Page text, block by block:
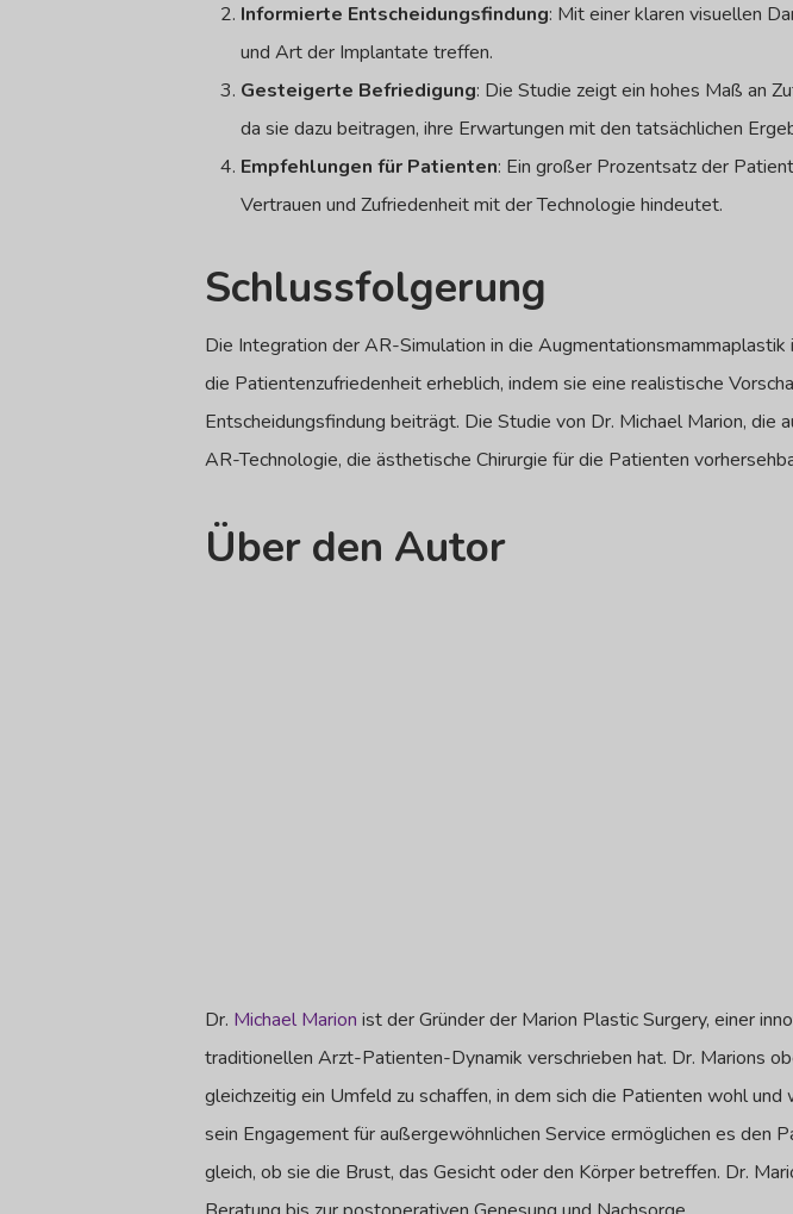
Informierte Entscheidungsfindung: Mit einer klaren visuellen
und Art der Implantate treffen.
Gesteigerte Befriedigung: Die Studie zeigt ein hohes Maß an
da sie dazu beitragen, ihre Erwartungen mit den tatsächlichen
Empfehlungen für Patienten: Ein großer Prozentsatz der
Vertrauen und Zufriedenheit mit der Technologie hindeutet.
Schlussfolgerung
Die Integration der AR-Simulation in die
die Patientenzufriedenheit erheblich, indem sie eine realistische
Entscheidungsfindung beiträgt. Die Studie von Dr. Michael Marion, die
AR-Technologie, die ästhetische Chirurgie für die Patienten
Über den Autor
Dr. Michael Marion ist der Gründer der Marion Plastic Surgery, einer
traditionellen Arzt-Patienten-Dynamik verschrieben hat. Dr. Marions
gleichzeitig ein Umfeld zu schaffen, in dem sich die Patienten wohl
sein Engagement für außergewöhnlichen Service ermöglichen es den
gleich, ob sie die Brust, das Gesicht oder den Körper betreffen. Dr.